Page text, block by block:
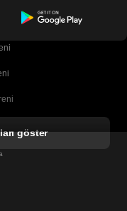
göster